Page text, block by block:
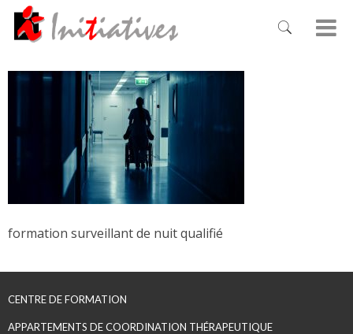
formation surveillant de nuit qualifié
CENTRE DE FORMATION
APPARTEMENTS DE COORDINATION THÉRAPEUTIQUE